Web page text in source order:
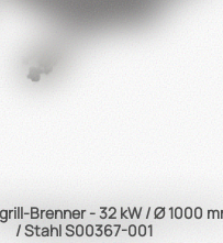
Brenner - 32 kW / Ø 1000
/ Stahl S00367-001